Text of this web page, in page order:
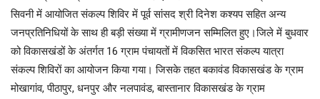
सिवनी में आयोजित संकल्प शिविर में पूर्व सांसद श्री दिनेश कश्यप सहित अन्य
जनप्रतिनिधियों के साथ ही बड़ी संख्या में ग्रामीणजन सम्मिलित हुए।जिले में बुधवार
को विकासखंडों के अंतर्गत 16 ग्राम पंचायतों में विकसित भारत संकल्प यात्रा
संकल्प शिविरों का आयोजन किया गया। जिसके तहत बकावंड विकासखंड के ग्राम
मोखागांव, पीठापुर, धनपुर और नलपावंड, बास्तानार विकासखंड के ग्राम